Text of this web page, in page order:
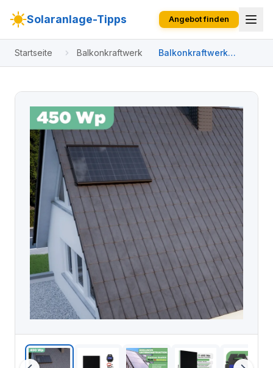
Solaranlage-Tipps Angebot finden
Startseite Balkonkraftwerk
Balkonkraftwerk
Ziegeldach 450 Wp
W / Trina Solar / 450
Black) / Premium
Halterung / eine Reihe
quer / 1 Modul